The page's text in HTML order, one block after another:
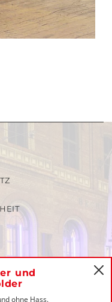
und
ohne Hass.